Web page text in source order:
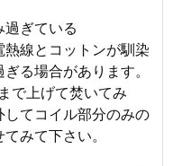
ぎている
線とコットンが馴染
る場合があります。
で上げて焚いてみ
てコイル部分のみの
みて下さい。